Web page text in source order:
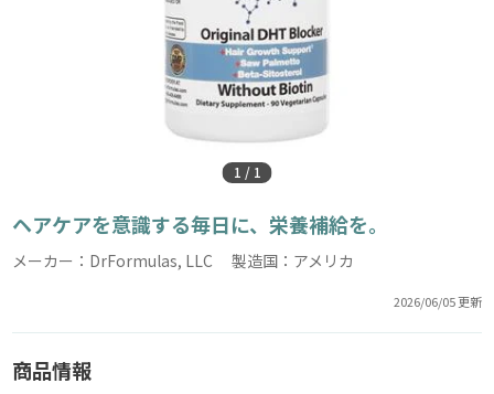
1 / 1
ヘアケアを意識する毎日に、栄養補給を。
メーカー：DrFormulas, LLC 製造国：アメリカ
2026/06/05 更新
商品情報